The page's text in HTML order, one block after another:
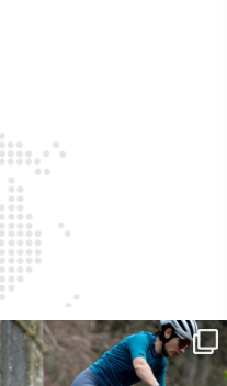
Ieri erano distanze. Oggi con Xanto S
sono...